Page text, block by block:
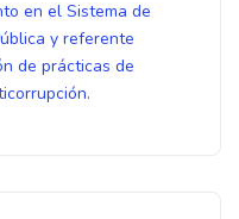
en el Sistema de
y referente
de prácticas de